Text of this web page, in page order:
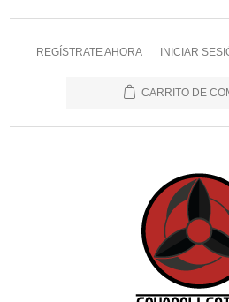
REGÍSTRATE AHORA INICIAR
CARRITO DE